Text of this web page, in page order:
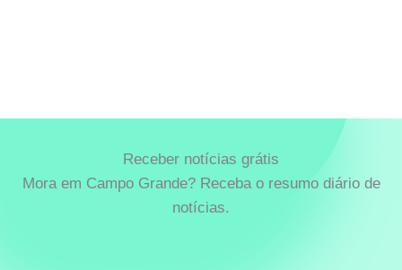
Receber notícias grátis
Mora em Campo Grande? Receba o resumo diário de
notícias.